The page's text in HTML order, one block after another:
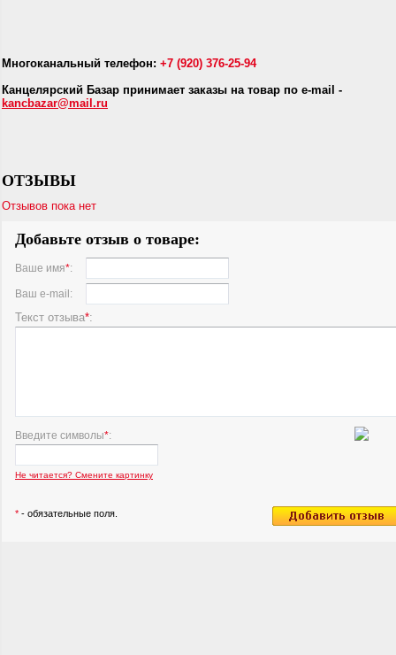
Многоканальный телефон: +7 (920) 376-25-94
Канцелярский Базар принимает заказы на товар по e-mail -
kancbazar@mail.ru
ОТЗЫВЫ
Отзывов пока нет
Добавьте отзыв о товаре:
Ваше имя*:
Ваш e-mail:
Текст отзыва*:
Введите символы*:
Не читается? Смените картинку
* - обязательные поля.